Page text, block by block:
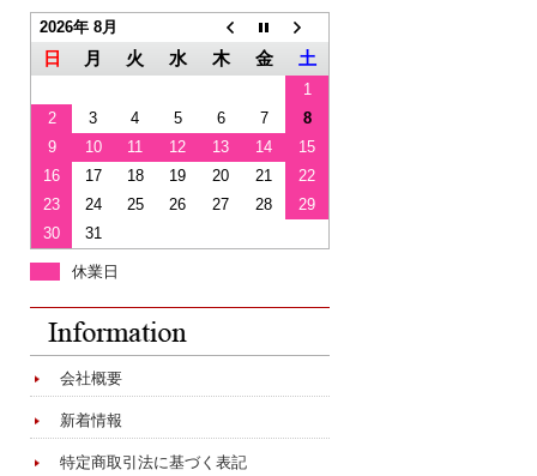
2026年 8月
日 月 火 水 木 金 土
1
2
3 4 5 6 7
8
9
10 11 12 13 14
15
16
17 18 19 20 21
22
23
24 25 26 27 28
29
30
31
休業日
会社概要
新着情報
特定商取引法に基づく表記